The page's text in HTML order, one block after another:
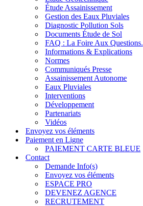
Étude Assainissement
Gestion des Eaux Pluviales
Diagnostic Pollution Sols
Documents Étude de Sol
FAQ : La Foire Aux Questions.
Informations & Explications
Normes
Communiqués Presse
Assainissement Autonome
Eaux Pluviales
Interventions
Développement
Partenariats
Vidéos
Envoyez vos éléments
Paiement en Ligne
PAIEMENT CARTE BLEUE
Contact
Demande Info(s)
Envoyez vos éléments
ESPACE PRO
DEVENEZ AGENCE
RECRUTEMENT